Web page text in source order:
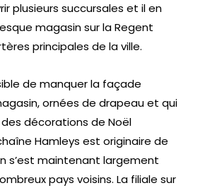
plusieurs succursales et il en
magasin sur la Regent
principales de la ville.
de manquer la façade
ornées de drapeau et qui
décorations de Noël
Hamleys est originaire de
s’est maintenant largement
pays voisins. La filiale sur